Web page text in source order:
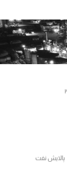
نفت